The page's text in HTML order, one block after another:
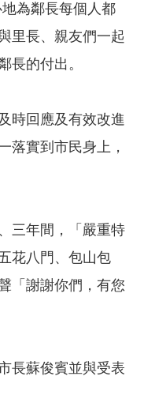
為鄰長每個人都
里長、親友們一起
長的付出。
時回應及有效改進
落實到市民身上，
三年間，「嚴重特
花八門、包山包
「謝謝你們，有您
長蘇俊賓並與受表